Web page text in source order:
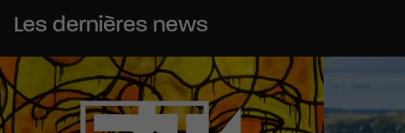
Les dernières news